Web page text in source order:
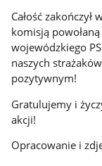
Całość
komisją
wojewódzkiego
naszych
pozytywnym!
Gratulujemy i
akcji!
Opracowanie i